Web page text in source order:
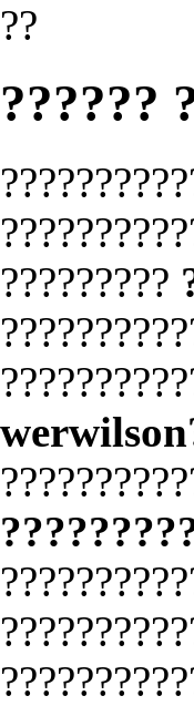
??
??????
?????????